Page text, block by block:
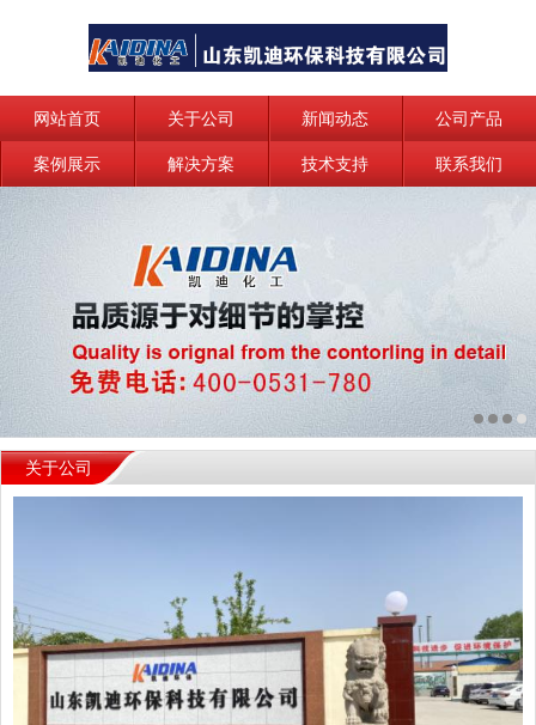
网站首页 关于公司 新闻动态 公司产品
案例展示 解决方案 技术支持 联系我们
关于公司